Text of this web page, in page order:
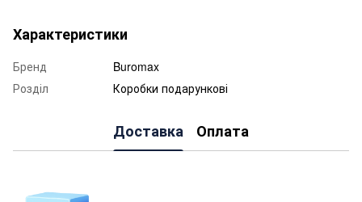
Характеристики
Бренд
Buromax
Розділ
Коробки подарункові
Доставка Оплата